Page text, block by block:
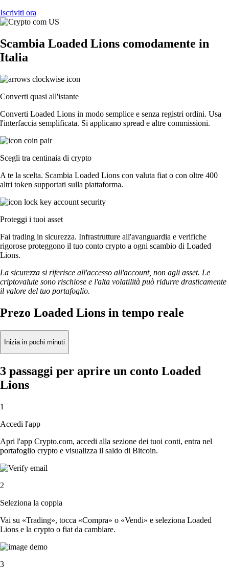
Iscriviti ora
Scambia Loaded Lions comodamente in
Italia
Converti quasi all'istante
Converti Loaded Lions in modo semplice e senza registri ordini. Usa
l'interfaccia semplificata. Si applicano spread e altre commissioni.
Scegli tra centinaia di crypto
A te la scelta. Scambia Loaded Lions con valuta fiat o con oltre 400
altri token supportati sulla piattaforma.
Proteggi i tuoi asset
Fai trading in sicurezza. Infrastrutture all'avanguardia e verifiche
rigorose proteggono il tuo conto crypto a ogni scambio di Loaded
Lions.
La sicurezza si riferisce all'accesso all'account, non agli asset. Le
criptovalute sono rischiose e l'alta volatilità può ridurre drasticamente
il valore del tuo portafoglio.
Prezo Loaded Lions in tempo reale
Inizia in pochi minuti
3 passaggi per aprire un conto Loaded
Lions
1
Accedi l'app
Apri l'app Crypto.com, accedi alla sezione dei tuoi conti, entra nel
portafoglio crypto e visualizza il saldo di Bitcoin.
2
Seleziona la coppia
Vai su «Trading», tocca «Compra» o «Vendi» e seleziona Loaded
Lions e la crypto o fiat da cambiare.
3